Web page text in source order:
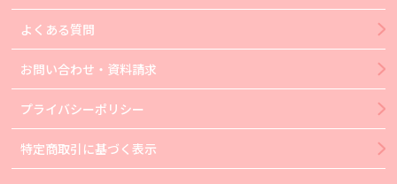
よくある質問
お問い合わせ・資料請求
プライバシーポリシー
特定商取引に基づく表示